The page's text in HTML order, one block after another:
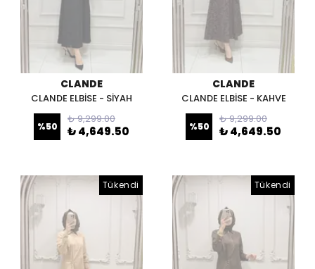
CLANDE
CLANDE ELBİSE - SİYAH
%50
₺ 9,299.00
₺ 4,649.50
CLANDE
CLANDE ELBİSE - KAHVE
%50
₺ 9,299.00
₺ 4,649.50
Tükendi Tükendi